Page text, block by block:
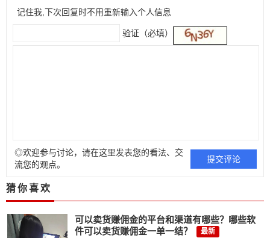
记住我,下次回复时不用重新输入个人信息
验证（必填）
◎欢迎参与讨论，请在这里发表您的看法、交
流您的观点。
猜你喜欢
可以卖货赚佣金的平台和渠道有哪些？哪些软
件可以卖货赚佣金一单一结？
最新